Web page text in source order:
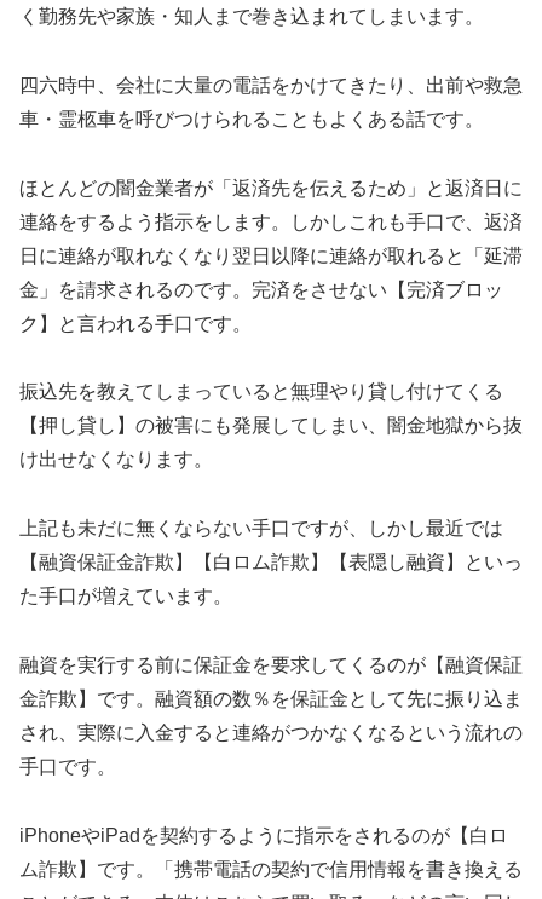
く勤務先や家族・知人まで巻き込まれてしまいます。
四六時中、会社に大量の電話をかけてきたり、出前や救急
車・霊柩車を呼びつけられることもよくある話です。
ほとんどの闇金業者が「返済先を伝えるため」と返済日に
連絡をするよう指示をします。しかしこれも手口で、返済
日に連絡が取れなくなり翌日以降に連絡が取れると「延滞
金」を請求されるのです。完済をさせない【完済ブロッ
ク】と言われる手口です。
振込先を教えてしまっていると無理やり貸し付けてくる
【押し貸し】の被害にも発展してしまい、闇金地獄から抜
け出せなくなります。
上記も未だに無くならない手口ですが、しかし最近では
【融資保証金詐欺】【白ロム詐欺】【表隠し融資】といっ
た手口が増えています。
融資を実行する前に保証金を要求してくるのが【融資保証
金詐欺】です。融資額の数％を保証金として先に振り込ま
され、実際に入金すると連絡がつかなくなるという流れの
手口です。
iPhoneやiPadを契約するように指示をされるのが【白ロ
ム詐欺】です。「携帯電話の契約で信用情報を書き換える